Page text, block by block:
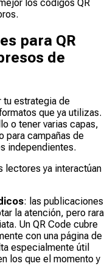
los códigos QR
para QR
de
tu estrategia de
que ya utilizas.
o tener varias capas,
para campañas de
independientes.
lectores ya interactúan
: las publicaciones
la atención, pero rara
Un QR Code cubre
con una página de
especialmente útil
los que el momento y